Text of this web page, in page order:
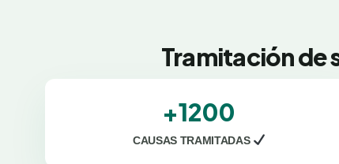
Tramitación de
+1200
CAUSAS TRAMITADAS